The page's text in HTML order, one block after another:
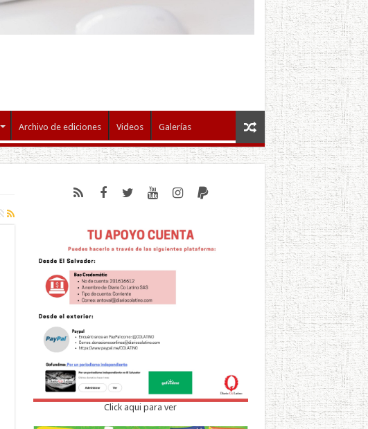
Archivo de ediciones Videos Galerías
Click aqui para ver